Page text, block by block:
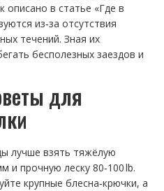
в статье «Где в
из‑за отсутствия
течений. Зная их
бесполезных заездов и
для
лучше взять тяжёлую
и прочную леску 80‑100 lb.
крупные блесна‑крючки, а